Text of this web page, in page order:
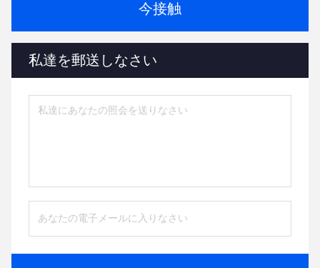
今接触
私達を郵送しなさい